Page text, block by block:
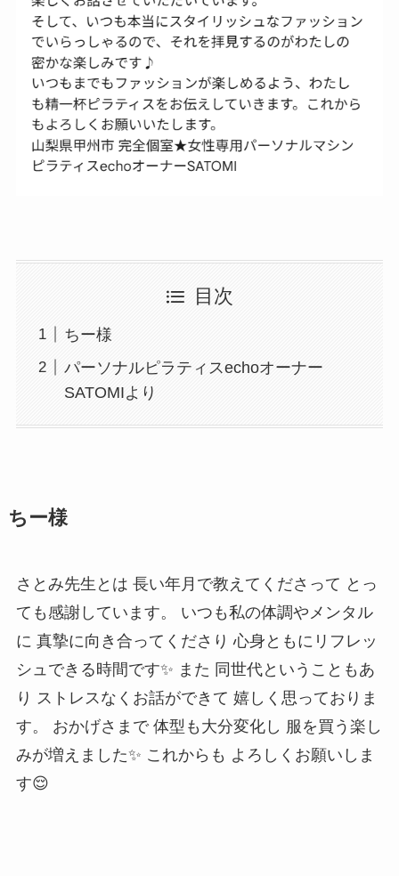
目次
ちー様
パーソナルピラティスechoオーナー
SATOMIより
ちー様
さとみ先生とは 長い年月で教えてくださって とっ
ても感謝しています。 いつも私の体調やメンタル
に 真摯に向き合ってくださり 心身ともにリフレッ
シュできる時間です✨ また 同世代ということもあ
り ストレスなくお話ができて 嬉しく思っておりま
す。 おかげさまで 体型も大分変化し 服を買う楽し
みが増えました✨ これからも よろしくお願いしま
す😌